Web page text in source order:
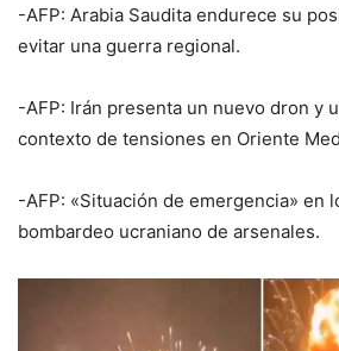
-AFP: Arabia Saudita endurece su
evitar una guerra regional.
-AFP: Irán presenta un nuevo dron y
contexto de tensiones en Oriente
-AFP: «Situación de emergencia» en
bombardeo ucraniano de arsenales.